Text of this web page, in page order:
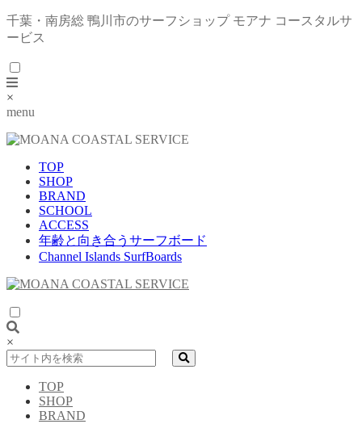
千葉・南房総 鴨川市のサーフショップ モアナ コースタルサ
ービス
×
menu
TOP
SHOP
BRAND
SCHOOL
ACCESS
年齢と向き合うサーフボード
Channel Islands SurfBoards
×
TOP
SHOP
BRAND